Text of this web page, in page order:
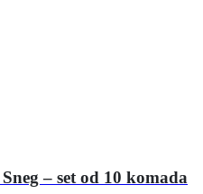
– set od 10 komada